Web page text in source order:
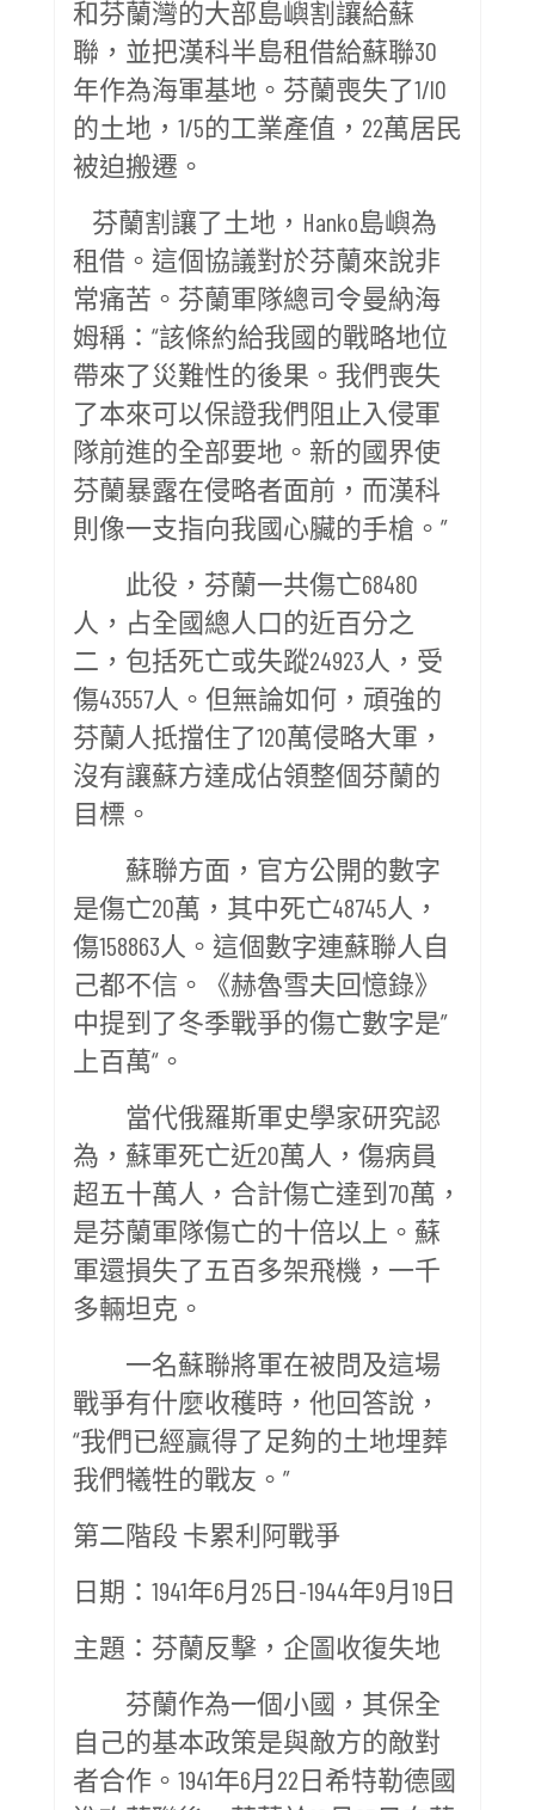
和芬蘭灣的大部島嶼割讓給蘇
聯，並把漢科半島租借給蘇聯30
年作為海軍基地。芬蘭喪失了1/l0
的土地，1/5的工業產值，22萬居民
被迫搬遷。
芬蘭割讓了土地，Hanko島嶼為
租借。這個協議對於芬蘭來說非
常痛苦。芬蘭軍隊總司令曼納海
姆稱：“該條約給我國的戰略地位
帶來了災難性的後果。我們喪失
了本來可以保證我們阻止入侵軍
隊前進的全部要地。新的國界使
芬蘭暴露在侵略者面前，而漢科
則像一支指向我國心臟的手槍。”
此役，芬蘭一共傷亡68480
人，占全國總人口的近百分之
二，包括死亡或失蹤24923人，受
傷43557人。但無論如何，頑強的
芬蘭人抵擋住了120萬侵略大軍，
沒有讓蘇方達成佔領整個芬蘭的
目標。
蘇聯方面，官方公開的數字
是傷亡20萬，其中死亡48745人，
傷158863人。這個數字連蘇聯人自
己都不信。《赫魯雪夫回憶錄》
中提到了冬季戰爭的傷亡數字是”
上百萬“。
當代俄羅斯軍史學家研究認
為，蘇軍死亡近20萬人，傷病員
超五十萬人，合計傷亡達到70萬，
是芬蘭軍隊傷亡的十倍以上。蘇
軍還損失了五百多架飛機，一千
多輛坦克。
一名蘇聯將軍在被問及這場
戰爭有什麼收穫時，他回答說，
“我們已經贏得了足夠的土地埋葬
我們犧牲的戰友。”
第二階段 卡累利阿戰爭
日期：1941年6月25日-1944年9月19日
主題：芬蘭反擊，企圖收復失地
芬蘭作為一個小國，其保全
自己的基本政策是與敵方的敵對
者合作。1941年6月22日希特勒德國